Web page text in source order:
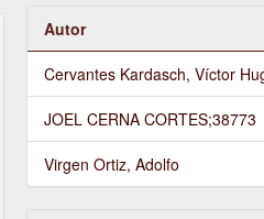
Autor
Cervantes Kardasch, Víctor
JOEL CERNA CORTES;38773
Virgen Ortiz, Adolfo